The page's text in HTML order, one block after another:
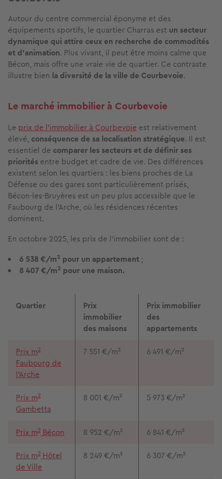
Autour du centre commercial éponyme et des
équipements sportifs, le quartier Charras est un secteur
dynamique qui attire ceux en recherche de commodités
et d'animation. Plus vivant, il peut être moins calme que
Bécon, mais offre une vraie vie de quartier. Ce contraste
illustre bien la diversité de la ville de Courbevoie.
Le marché immobilier à Courbevoie
Le prix de l’immobilier à Courbevoie est relativement
élevé, conséquence de sa localisation stratégique. Il est
essentiel de comparer les secteurs et de définir ses
priorités entre budget et cadre de vie. Des différences
existent selon les quartiers : les biens proches de La
Défense ou des gares sont particulièrement prisés,
Bécon-les-Bruyères est un peu plus accessible que le
Faubourg de l’Arche, où les résidences récentes
dominent.
En octobre 2025, les prix de l’immobilier sont de :
6 538 €/m2 pour un appartement ;
8 407 €/m2 pour une maison.
Quartier
Prix
immobilier
des maisons
Prix immobilier
des
appartements
Prix m2
Faubourg de
l'Arche
7 551 €/m² 6 491 €/m²
Prix m2
Gambetta
8 001 €/m² 5 973 €/m²
Prix m2 Bécon 8 952 €/m² 6 841 €/m²
Prix m2 Hôtel
de Ville
8 249 €/m² 6 307 €/m²